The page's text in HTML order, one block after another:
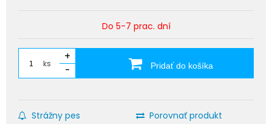
Do 5-7 prac. dní
ks
+
-
Pridať do košíka
Strážny pes
Porovnať produkt